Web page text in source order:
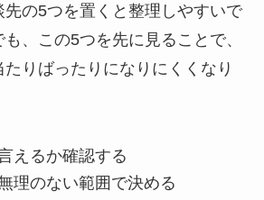
先の5つを置くと整理しやすいで
、この5つを先に見ることで、
りばったりになりにくくなり
えるか確認する
理のない範囲で決める